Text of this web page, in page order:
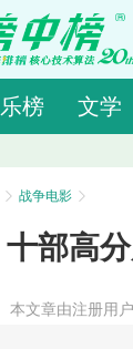
榜 文学
战争电影
十部高
本文章由注册用户